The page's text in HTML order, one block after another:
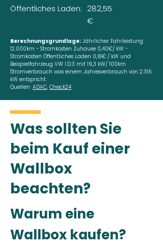
Öffentliches Laden: 282,55
€
Berechnungsgrundlage: Jährlicher Fahrleistung
12.000km - Stromkosten Zuhause 0,40€/ kW -
Stromkosten Öffentliches Laden 0,61€ / kW und
Beispielfahrzeug VW I.D.3 mit 19,3 kW/ 100km
Stromverbrauch was einem Jahresverbrauch von 2.316
kW entspricht.
Quellen: ADAC, Check24
Was sollten Sie
beim Kauf einer
Wallbox
beachten?
Warum eine
Wallbox kaufen?